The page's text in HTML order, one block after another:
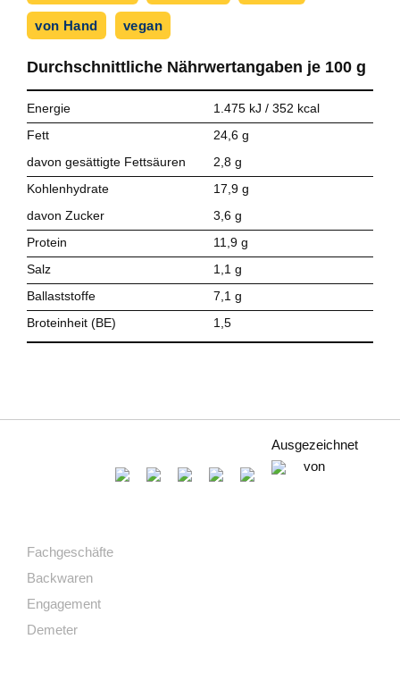
von Hand vegan
Durchschnittliche Nährwert­angaben je 100 g
Energie
1.475 kJ / 352 kcal
Fett
24,6 g
davon gesättigte Fettsäuren
2,8 g
Kohlenhydrate
17,9 g
davon Zucker
3,6 g
Protein
11,9 g
Salz
1,1 g
Ballaststoffe
7,1 g
Broteinheit (BE)
1,5
Ausgezeichnet
von
Fachgeschäfte
Backwaren
Engagement
Demeter